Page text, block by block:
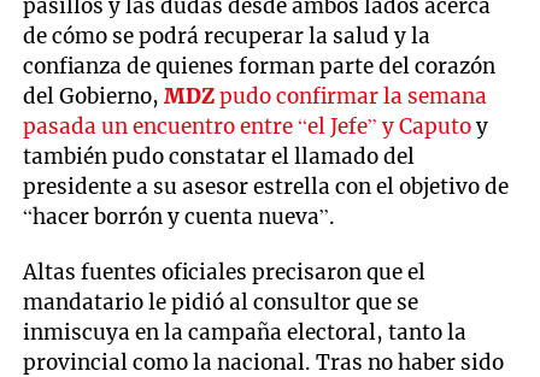
pasillos y las dudas desde ambos lados acerca
de cómo se podrá recuperar la salud y la
confianza de quienes forman parte del corazón
del Gobierno,MDZpudo confirmar la semana
pasada un encuentro entre “el Jefe” y Caputoy
también pudo constatar el llamado del
presidente a su asesor estrella con el objetivo de
“hacer borrón y cuenta nueva”.
Altas fuentes oficiales precisaron que el
mandatario le pidió al consultor que se
inmiscuya en la campaña electoral, tanto la
provincial como la nacional. Tras no haber sido